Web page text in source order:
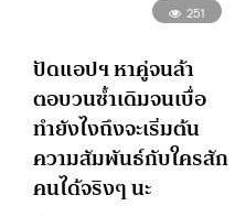
251
ปัดแอปฯ หาคู่จนล้า
ตอบวนซ้ำเดิมจนเบื่อ
ทำยังไงถึงจะเริ่มต้น
ความสัมพันธ์กับใครสัก
คนได้จริงๆ นะ